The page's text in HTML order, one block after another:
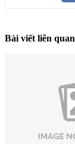
Bài viết liên quan